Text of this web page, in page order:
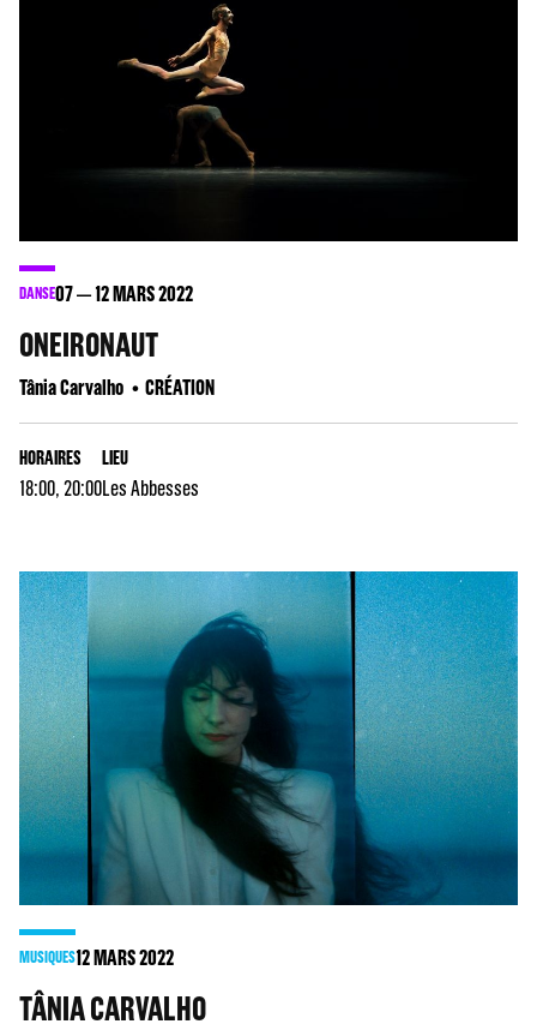
DANSE07 12MARS 2022
ONEIRONAUT
Tânia Carvalho CRÉATION
HORAIRES
18:00, 20:00
LIEU
Les Abbesses
MUSIQUES12MARS 2022
TÂNIA CARVALHO